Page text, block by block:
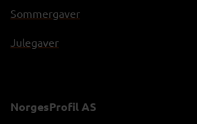
Sommergaver
Julegaver
NorgesProfil AS